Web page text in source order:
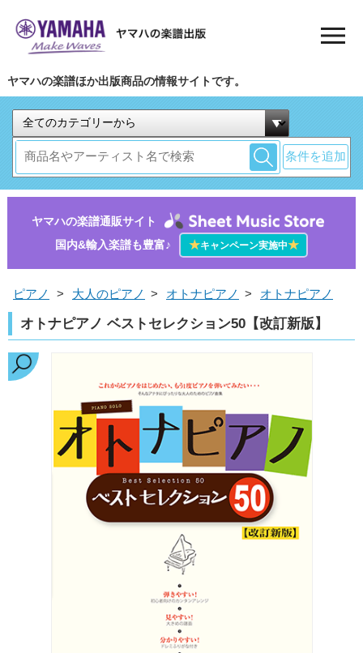
ヤマハの楽譜ほか出版商品の情報サイトです。
条件を追加
ヤマハの楽譜通販サイト
国内&輸入楽譜も豊富♪
★キャンペーン実施中★
ピアノ > 大人のピアノ > オトナピアノ > オトナピアノ
オトナピアノ ベストセレクション50【改訂新版】